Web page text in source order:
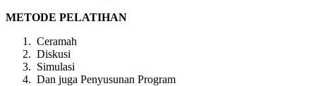
METODE PELATIHAN
Ceramah
Diskusi
Simulasi
Dan juga Penyusunan Program